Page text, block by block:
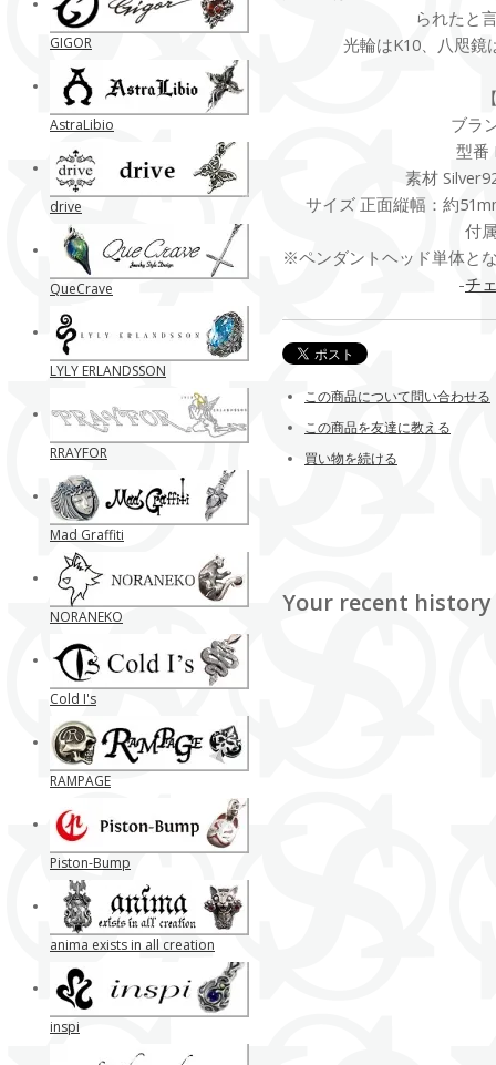
られたと
光輪はK10、八咫鏡
ブラ
型番
素材
サイズ 正面縦幅：約
付
※ペンダントヘッド単体と
-チ
この商品について問い合わせる
この商品を友達に教える
買い物を続ける
Your recent history
GIGOR
AstraLibio
drive
QueCrave
LYLY ERLANDSSON
RRAYFOR
Mad Graffiti
NORANEKO
Cold I's
RAMPAGE
Piston-Bump
anima exists in all creation
inspi